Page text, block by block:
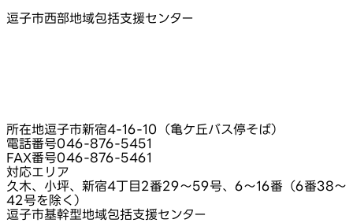
逗子市西部地域包括支援センター
所在地逗子市新宿4-16-10（亀ケ丘バス停そば）
電話番号046-876-5451
FAX番号046-876-5461
対応エリア
久木、小坪、新宿4丁目2番29～59号、6～16番（6番38～
42号を除く）
逗子市基幹型地域包括支援センター